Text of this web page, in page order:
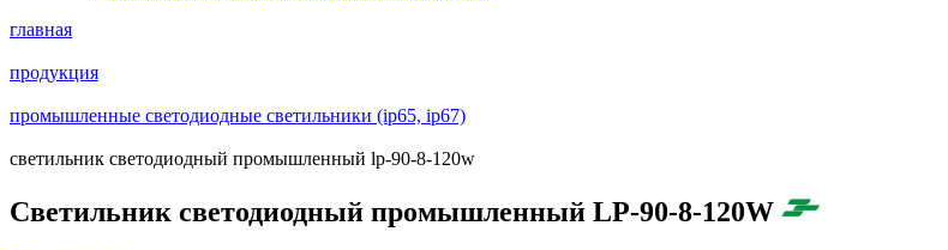
главная
продукция
промышленные светодиодные светильники (ip65, ip67)
светильник светодиодный промышленный lp-90-8-120w
Светильник светодиодный промышленный LP-90-8-120W